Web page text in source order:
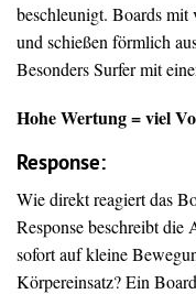
beschleunigt. Boards
und schießen förmlich
Besonders Surfer mit
Hohe Wertung = viel
Response:
Wie direkt reagiert das
Response beschreibt die
sofort auf kleine
Körpereinsatz? Ein